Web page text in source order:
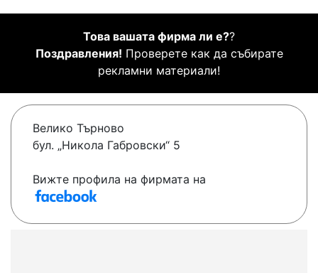
Това вашата фирма ли е??
Поздравления! Проверете как да събирате
рекламни материали!
Велико Търново
бул. „Никола Габровски“ 5
Вижте профила на фирмата на